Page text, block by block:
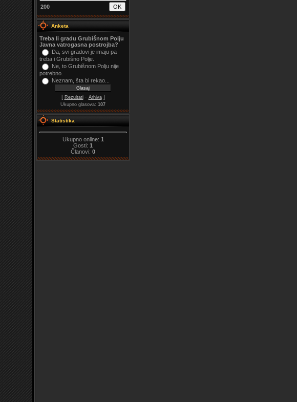
200
Anketa
Treba li gradu Grubišnom Polju
Javna vatrogasna postrojba?
Da, svi gradovi je imaju pa
treba i Grubišno Polje.
Ne, to Grubišnom Polju nije
potrebno.
Neznam, šta bi rekao...
[ Rezultati· Arhiva]
Ukupno glasova: 107
Statistika
Ukupno online: 1
Gosti: 1
Članovi: 0